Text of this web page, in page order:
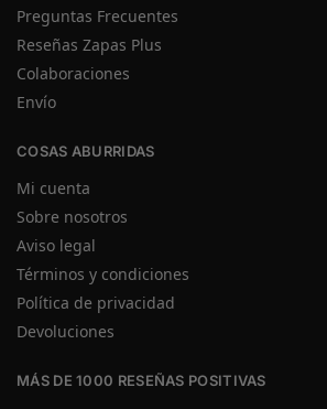
Preguntas Frecuentes
Reseñas Zapas Plus
Colaboraciones
Envío
COSAS ABURRIDAS
Mi cuenta
Sobre nosotros
Aviso legal
Términos y condiciones
Política de privacidad
Devoluciones
MÁS DE 1000 RESEÑAS POSITIVAS